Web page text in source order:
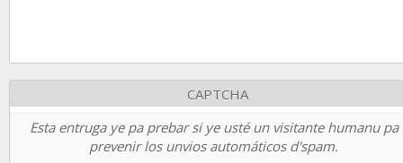
CAPTCHA
Esta entruga ye pa prebar si ye usté un visitante humanu pa
prevenir los unvios automáticos d'spam.